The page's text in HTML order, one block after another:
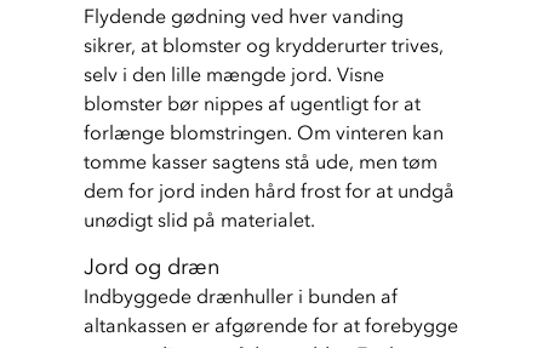
Flydende gødning ved hver vanding
sikrer, at blomster og krydderurter trives,
selv i den lille mængde jord. Visne
blomster bør nippes af ugentligt for at
forlænge blomstringen. Om vinteren kan
tomme kasser sagtens stå ude, men tøm
dem for jord inden hård frost for at undgå
unødigt slid på materialet.
Jord og dræn
Indbyggede drænhuller i bunden af
altankassen er afgørende for at forebygge